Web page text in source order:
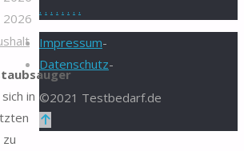
2026
in
zu
. . . . . . . .
Impressum-
Datenschutz-
©2021 Testbedarf.de
Zurück